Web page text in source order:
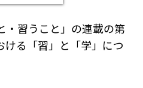
・習うこと」の連載の第
ける「習」と「学」につ